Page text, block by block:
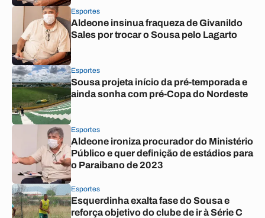
Esportes
Aldeone insinua fraqueza de Givanildo
Sales por trocar o Sousa pelo Lagarto
Esportes
Sousa projeta início da pré-temporada e
ainda sonha com pré-Copa do Nordeste
Esportes
Aldeone ironiza procurador do Ministério
Público e quer definição de estádios para
o Paraibano de 2023
Esportes
Esquerdinha exalta fase do Sousa e
reforça objetivo do clube de ir à Série C